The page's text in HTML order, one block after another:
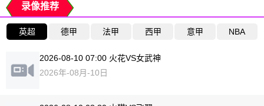
录像推荐
英超 德甲 法甲 西甲 意甲 NBA
2026-08-10 07:00 火花VS女武神
2026年-08月-10日